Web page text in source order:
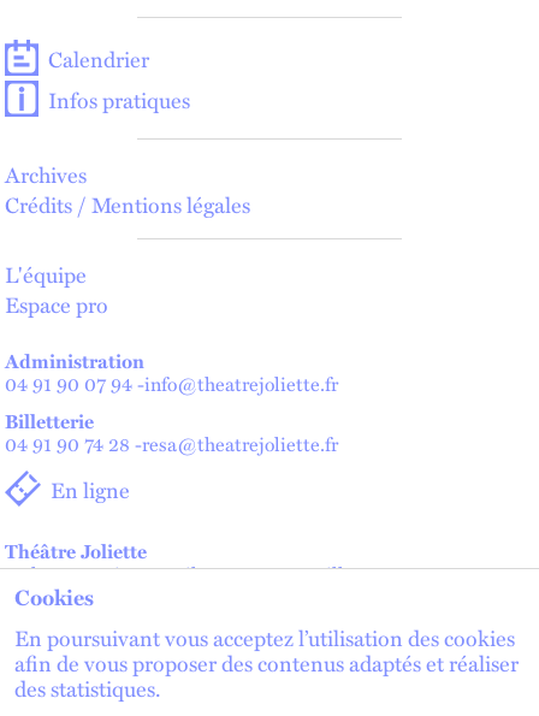
Calendrier
Infos pratiques
Archives
Crédits / Mentions légales
L'équipe
Espace pro
Administration
04 91 90 07 94-info@theatrejoliette.fr
Billetterie
04 91 90 74 28 -resa@theatrejoliette.fr
En ligne
Théâtre Joliette
2 place Henri Verneuil - 13002 Marseille
Théâtre de Lenche — Maison des artistes
2 place de Lenche - 13002 Marseille
lien externe
lien externe
Cookies
En poursuivant vous acceptez l’utilisation des cookies
afin de vous proposer des contenus adaptés et réaliser
des statistiques.